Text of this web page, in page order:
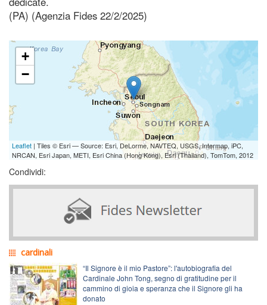
(PA) (Agenzia Fides 22/2/2025)
+
−
Leaflet | Tiles © Esri — Source: Esri, DeLorme, NAVTEQ, USGS, Intermap, iPC,
NRCAN, Esri Japan, METI, Esri China (Hong Kong), Esri (Thailand), TomTom, 2012
Condividi:
cardinali
“Il Signore è il mio Pastore”: l'autobiografia del
Cardinale John Tong, segno di gratitudine per il
cammino di gioia e speranza che il Signore gli ha
donato